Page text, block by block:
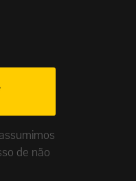
de não